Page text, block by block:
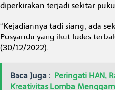
P
n
s
i
a
diperkirakan terjadi sekitar
“Kejadiannya tadi siang, ada
Posyandu yang ikut ludes
(30/12/2022).
Baca Juga : Peringati HAN,
Kreativitas Lomba